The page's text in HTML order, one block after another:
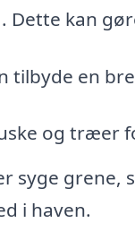
Dette kan
tilbyde en
og træer
syge
i haven.